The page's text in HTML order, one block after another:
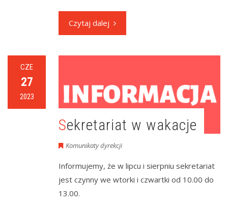
Czytaj dalej
CZE
27
2023
Sekretariat w wakacje
Komunikaty dyrekcji
Informujemy, że w lipcu i sierpniu sekretariat
jest czynny we wtorki i czwartki od 10.00 do
13.00.